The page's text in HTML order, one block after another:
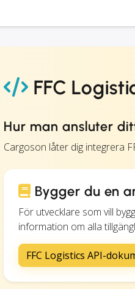
FFC
Hur man ansluter
Cargoson låter dig integrera
Bygger du en
För utvecklare som vill
information om alla
FFC Logistics API-